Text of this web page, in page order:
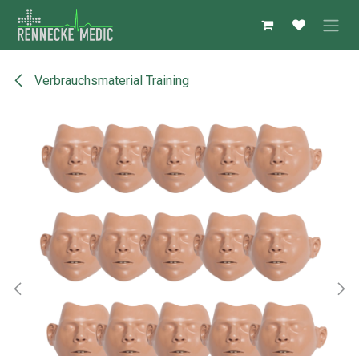
Zum Inhalt springen
Verbrauchsmaterial Training